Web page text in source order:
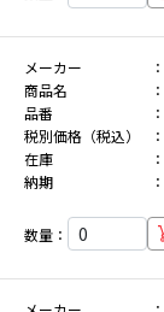
メーカー
商品名
品番
税別価格（税込）
在庫
納期
数量：